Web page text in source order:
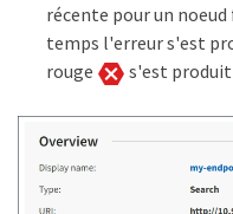
récente pour un
temps l'erreur s'est
rouge
s'est produit